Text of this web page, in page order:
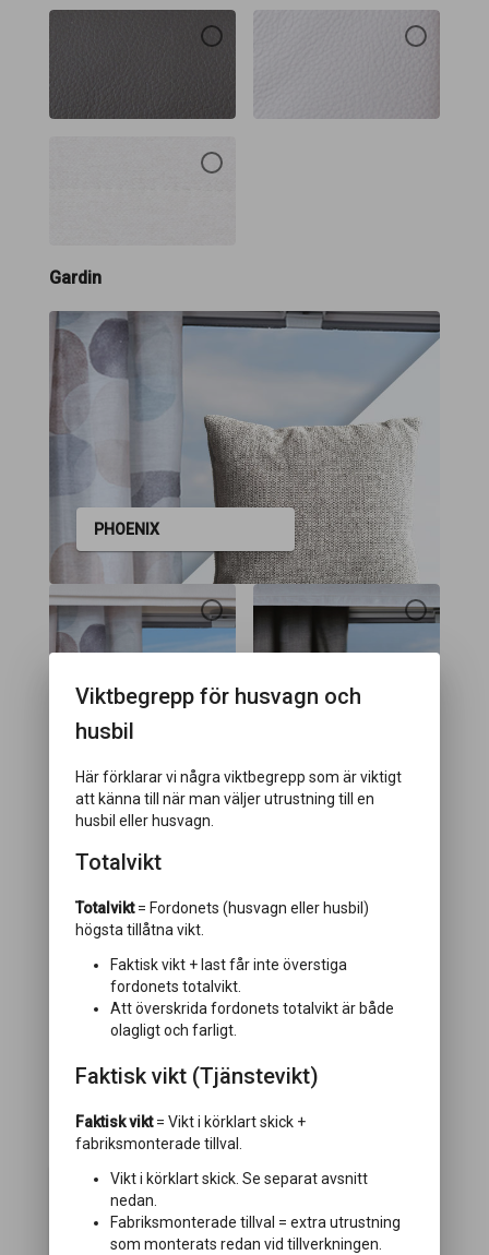
Gardin
PHOENIX
Välj paket
Viktbegrepp för husvagn och
husbil
Här förklarar vi några viktbegrepp som är viktigt
att känna till när man väljer utrustning till en
husbil eller husvagn.
Totalvikt
Totalvikt= Fordonets (husvagn eller husbil)
högsta tillåtna vikt.
Faktisk vikt + last får inte överstiga
fordonets totalvikt.
Att överskrida fordonets totalvikt är både
olagligt och farligt.
Faktisk vikt (Tjänstevikt)
Faktisk vikt= Vikt i körklart skick +
fabriksmonterade tillval.
Vikt i körklart skick. Se separat avsnitt
nedan.
Fabriksmonterade tillval = extra utrustning
som monterats redan vid tillverkningen.